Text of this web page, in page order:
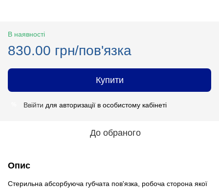
В наявності
830.00 грн/пов'язка
Купити
Ввійти для авторизації в особистому кабінеті
До обраного
Опис
Стерильна абсорбуюча губчата пов'язка, робоча сторона якої